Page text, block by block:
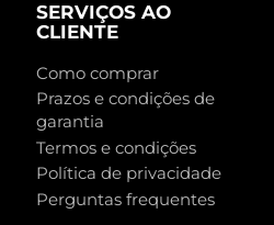
SERVIÇOS AO
CLIENTE
Como comprar
Prazos e condições de
garantia
Termos e condições
Política de privacidade
Perguntas frequentes